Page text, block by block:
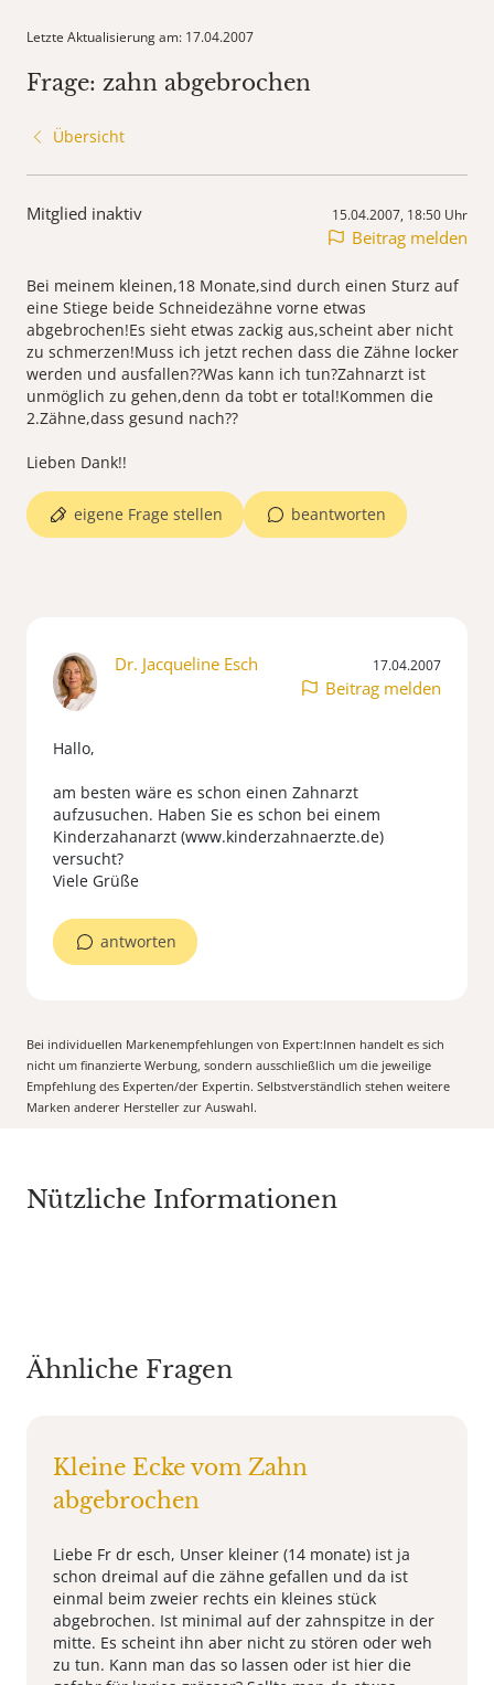
Letzte Aktualisierung am: 17.04.2007
Frage: zahn abgebrochen
Übersicht
Mitglied inaktiv 15.04.2007, 18:50 Uhr
Beitrag melden
Bei meinem kleinen,18 Monate,sind durch einen Sturz auf
eine Stiege beide Schneidezähne vorne etwas
abgebrochen!Es sieht etwas zackig aus,scheint aber nicht
zu schmerzen!Muss ich jetzt rechen dass die Zähne locker
werden und ausfallen??Was kann ich tun?Zahnarzt ist
unmöglich zu gehen,denn da tobt er total!Kommen die
2.Zähne,dass gesund nach??
Lieben Dank!!
beantworten
eigene Frage stellen
Dr. Jacqueline Esch 17.04.2007
Beitrag melden
Hallo,
am besten wäre es schon einen Zahnarzt
aufzusuchen. Haben Sie es schon bei einem
Kinderzahanarzt (www.kinderzahnaerzte.de)
versucht?
Viele Grüße
antworten
Bei individuellen Markenempfehlungen von Expert:Innen handelt es sich
nicht um finanzierte Werbung, sondern ausschließlich um die jeweilige
Empfehlung des Experten/der Expertin. Selbstverständlich stehen weitere
Marken anderer Hersteller zur Auswahl.
Nützliche Informationen
Ähnliche Fragen
Kleine Ecke vom Zahn
abgebrochen
Liebe Fr dr esch, Unser kleiner (14 monate) ist ja
schon dreimal auf die zähne gefallen und da ist
einmal beim zweier rechts ein kleines stück
abgebrochen. Ist minimal auf der zahnspitze in der
mitte. Es scheint ihn aber nicht zu stören oder weh
zu tun. Kann man das so lassen oder ist hier die